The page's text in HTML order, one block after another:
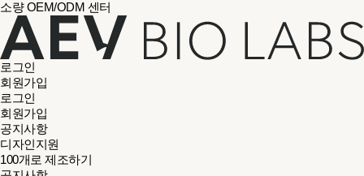
소량 OEM/ODM 센터
로그인
회원가입
로그인
회원가입
공지사항
디자인지원
100개로 제조하기